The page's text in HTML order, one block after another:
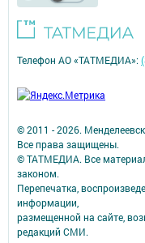
© 2011 - 2026.
Все права защищены.
© ТАТМЕДИА. Все
законом.
Перепечатка,
информации,
размещенной на сайте,
редакций СМИ.
Телефон АО «ТАТМЕДИА»: